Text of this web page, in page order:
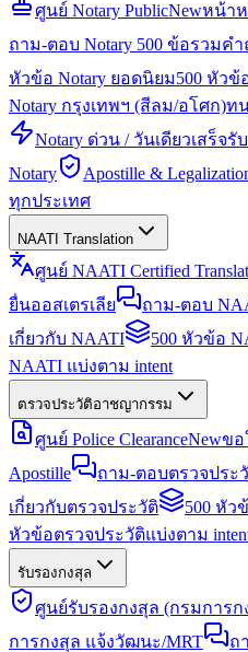
ศูนย์ Notary PublicNewหน้า
ถาม-ตอบ Notary 500 ข้อรวมคำ
หัวข้อ Notary ยอดนิยม500 หัวข้
Notary กรุงเทพฯ (สีลม/อโศก)ท
Notary ด่วน / วันเดียวเสร็จรั
Notary
Apostille &
ทุกประเทศ
NAATI Translation
ศูนย์ NAATI Certified
ยื่นออสเตรเลีย
ถาม-ตอบ
เกี่ยวกับ NAATI
500 หัวข้อ
NAATI แบ่งตาม intent
ตรวจประวัติอาชญากรรม
ศูนย์ Police ClearanceNewขอ
Apostille
ถาม-ตอบตรวจประ
เกี่ยวกับตรวจประวัติ
500 หัว
หัวข้อตรวจประวัติแบ่งตาม
รับรองกงสุล
ศูนย์รับรองกงสุล (กรมการก
การกงสุล แจ้งวัฒนะ/MRT
ถ